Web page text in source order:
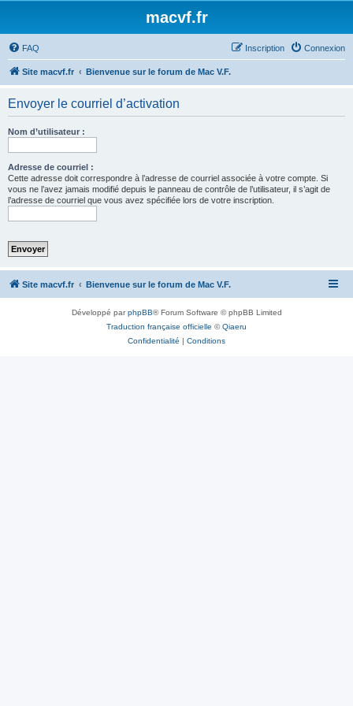
macvf.fr
FAQ Connexion
Inscription
Site macvf.fr Bienvenue sur le forum de Mac V.F.
Envoyer le courriel d’activation
Nom d’utilisateur :
Adresse de courriel :
Cette adresse doit correspondre à l’adresse de courriel associée à votre compte. Si
vous ne l’avez jamais modifié depuis le panneau de contrôle de l’utilisateur, il s’agit de
l’adresse de courriel que vous avez spécifiée lors de votre inscription.
Site macvf.fr Bienvenue sur le forum de Mac V.F.
Développé parphpBB® Forum Software © phpBB Limited
Traduction française officielle ©Qiaeru
Confidentialité | Conditions